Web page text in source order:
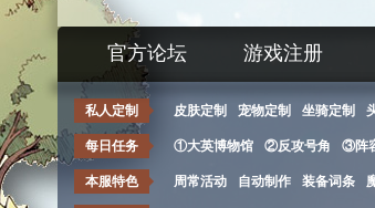
官方论坛 游戏注册
私人定制 皮肤定制 宠物定制 坐骑定制
每日任务 ①大英博物馆 ②反攻号角 ③阵
本服特色 周常活动 自动制作 装备词条